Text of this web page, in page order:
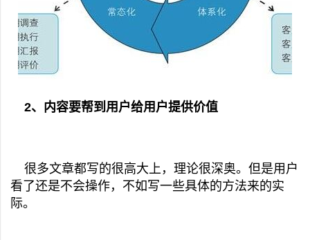
2、内容要帮到用户给用户提供价值
很多文章都写的很高大上，理论很深奥。但是用户
看了还是不会操作，不如写一些具体的方法来的实
际。